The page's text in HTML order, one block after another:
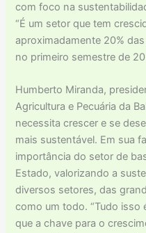
com foco na
“É um setor que tem
aproximadamente 20%
no primeiro semestre de
Humberto Miranda,
Agricultura e Pecuária da
necessita crescer e se
mais sustentável. Em sua
importância do setor de
Estado, valorizando a
diversos setores, das
como um todo. “Tudo isso
que a chave para o